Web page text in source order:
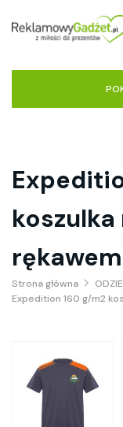
rękawem
Strona główna
Expedition 160 g/m2